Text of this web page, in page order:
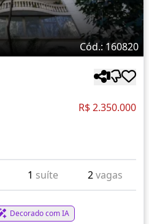
Cód.: 160820
R$ 2.350.000
1 suíte 2vagas
Decorado com IA